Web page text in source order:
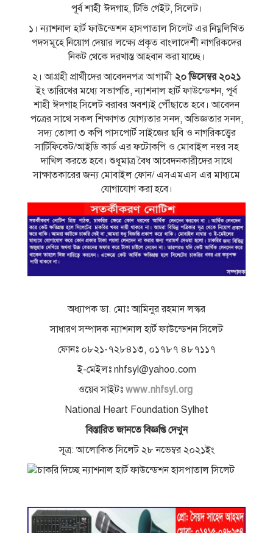
পূর্ব শাহী ঈদগাহ, টিভি গেইট, সিলেট।
১। ন্যাশনাল হার্ট ফাউন্ডেশন হাসপাতাল সিলেট এর নিম্নলিখিত
পদসমূহে নিয়ােগ দেয়ার লক্ষ্যে প্রকৃত বাংলাদেশী নাগরিকদের
নিকট থেকে দরখাস্ত আহবান করা যাচ্ছে।
২। আগ্রহী প্রার্থীদের আবেদনপত্র আগামী ২০ ডিসেম্বর ২০২১
ইং তারিখের মধ্যে সভাপতি, ন্যাশনাল হার্ট ফাউন্ডেশন, পূর্ব
শাহী ঈদগাহ সিলেট বরাবর অবশ্যই পৌঁছাতে হবে। আবেদন
পত্রের সাথে সকল শিক্ষাগত যােগ্যতার সনদ, অভিজ্ঞতার সনদ,
সদ্য তােলা ৩ কপি পাসপাের্ট সাইজের ছবি ও নাগরিকত্ত্বের
সার্টিফিকেট/আইডি কার্ড এর ফটোকপি ও মােবাইল নম্বর সহ
দাখিল করতে হবে। শুধূমাত্র বৈধ আবেদনকারীদের সাথে
সাক্ষাতকারের জন্য মােবাইল ফোন/ এসএমএস এর মাধ্যমে
যােগাযােগ করা হবে।
অধ্যাপক ডা. মােঃ আমিনুর রহমান লস্কর
সাধারণ সম্পাদক ন্যাশনাল হার্ট ফাউন্ডেশন সিলেট
ফোনঃ ০৮২১-৭২৮৪১৩, ০১৭৮৭ ৪৮৭১১৭
ই-মেইলঃ nhfsyl@yahoo.com
ওয়েব সাইটঃ www.nhfsyl.org
National Heart Foundation Sylhet
বিস্তারিত জানতে বিজ্ঞপ্তি দেখুন
সূত্র: আলোকিত সিলেট ২৮ নভেম্বর ২০২১ইং